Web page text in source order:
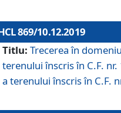
869/10.12.2019
Titlu: Trecerea în
terenului înscris în C.F.
a terenului înscris în C.F.